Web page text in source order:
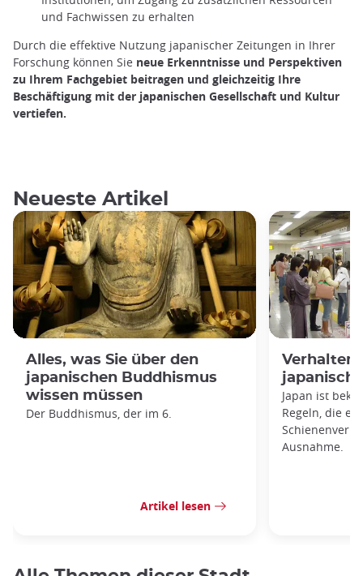
und Fachwissen zu erhalten
Durch die effektive Nutzung japanischer Zeitungen in Ihrer
Forschung können Sie neue Erkenntnisse und Perspektiven
zu Ihrem Fachgebiet beitragen und gleichzeitig Ihre
Beschäftigung mit der japanischen Gesellschaft und Kultur
vertiefen.
Neueste Artikel
Alles, was Sie über den
japanischen Buddhismus
wissen müssen
Der Buddhismus, der im 6.
Artikel lesen
Japan ist
Regeln, die
Ausnahme.